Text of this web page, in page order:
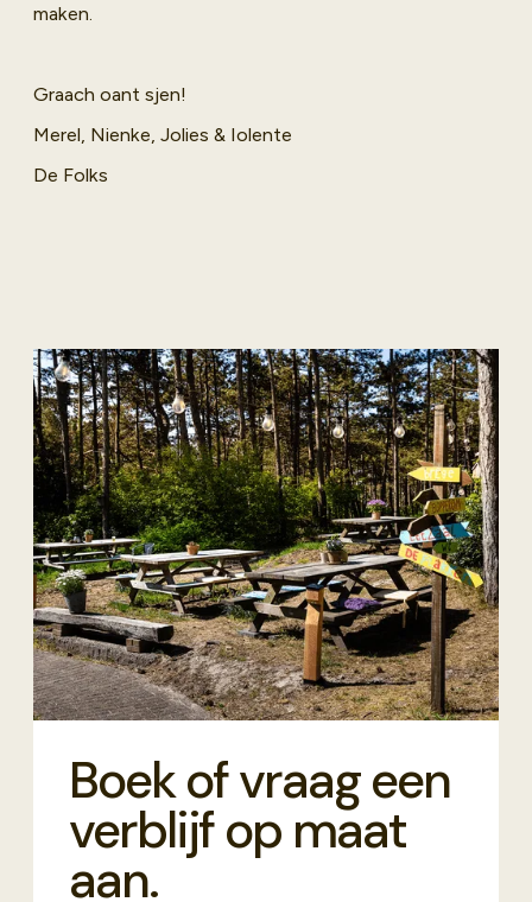
maken.
Graach oant sjen!
Merel, Nienke, Jolies & Iolente
De Folks
Boek of vraag een
verblijf op maat
aan.